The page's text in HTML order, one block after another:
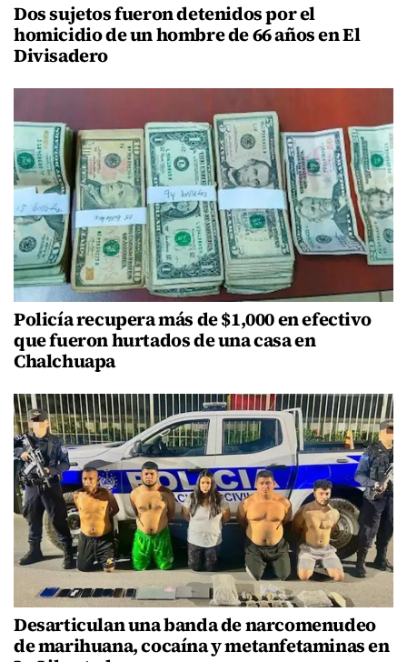
Dos sujetos fueron detenidos por el
homicidio de un hombre de 66 años en El
Divisadero
Policía recupera más de $1,000 en efectivo
que fueron hurtados de una casa en
Chalchuapa
Desarticulan una banda de narcomenudeo
de marihuana, cocaína y metanfetaminas en